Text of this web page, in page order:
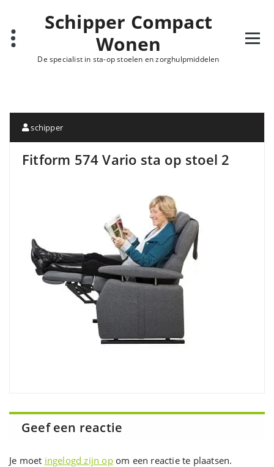
Schipper Compact
Wonen
De specialist in sta-op stoelen en zorghulpmiddelen
schipper
Fitform 574 Vario sta op stoel 2
Geef een reactie
Je moet ingelogd zijn opom een reactie te plaatsen.